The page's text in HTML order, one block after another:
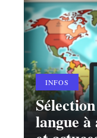
INFOS
langue